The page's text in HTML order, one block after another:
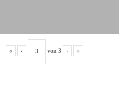
« ‹ von3 › »